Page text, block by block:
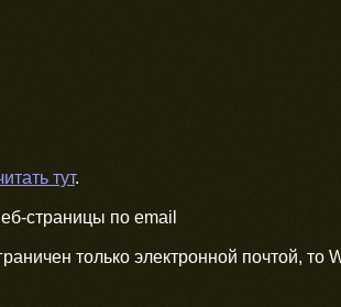
тут.
страницы по email
только электронной почтой, то